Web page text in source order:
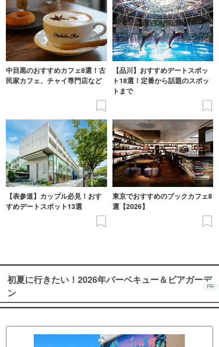
中目黒のおすすめカフェ8選！古
民家カフェ、チャイ専門店など
【品川】おすすめデートスポッ
ト18選！定番から話題のスポッ
トまで
【表参道】カップル必見！おす
すめデートスポット13選
東京でおすすめのブックカフェ8
選【2026】
初夏に行きたい！2026年バーベキュー＆ビアガーデ
ン
PR